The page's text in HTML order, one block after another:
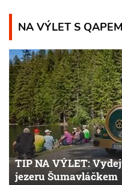
NA VÝLET S QAPEM
TIP NA VÝLET:
jezeru Šumavláčkem